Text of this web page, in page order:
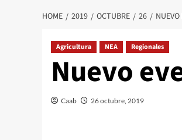
HOME 2019 OCTUBRE 26
Agricultura NEA Regionales
Nuevo
Caab 26 octubre, 2019